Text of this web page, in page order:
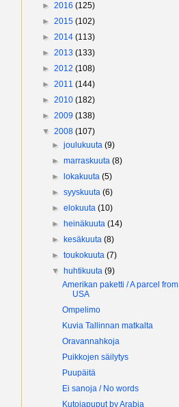
► 2016 (125)
► 2015 (102)
► 2014 (113)
► 2013 (133)
► 2012 (108)
► 2011 (144)
► 2010 (182)
► 2009 (138)
▼ 2008 (107)
►joulukuuta(9)
►marraskuuta(8)
►
lokakuuta(5)
►syyskuuta(6)
►elokuuta(10)
►
heinäkuuta(14)
►
kesäkuuta(8)
►toukokuuta(7)
▼
huhtikuuta(9)
Amerikan paketti / A parcel from
USA
Ompelimo
Kuvia Tallinnan matkalta
Oravannahkoja
Puikkojen säilytys
Puupäitä
Ei sanoja / No words
Kutojapuput by Arabia